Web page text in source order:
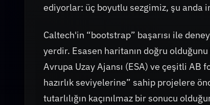
ediyorlar: üç boyutlu sezgimiz, şu anda
Caltech'in “bootstrap” başarısı ile
yerdir. Esasen haritanın doğru olduğunu
Avrupa Uzay Ajansı (ESA) ve çeşitli AB
hazırlık seviyelerine” sahip projelere
tutarlılığın kaçınılmaz bir sonucu